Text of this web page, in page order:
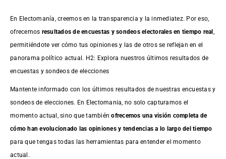
En Electomanía, creemos en la transparencia y la inmediatez. Por eso,
ofrecemos resultados deencuestas y sondeos electorales en tiempo real
permitiéndote ver cómo tus opiniones y las de otros se reflejan en el
panorama político actual. H2: Explora nuestros últimos resultados de
encuestas y sondeos de elecciones
Mantente informado con los últimos resultados de nuestras encuestasy
sondeos de elecciones. En Electomania, no solo capturamos el
momento actual, sino que tambiénofrecemos una visión completa de
cómo han evolucionado las opiniones y tendencias a lo largo del tiempo
para que tengas todas las herramientas para entender el momento
actual.